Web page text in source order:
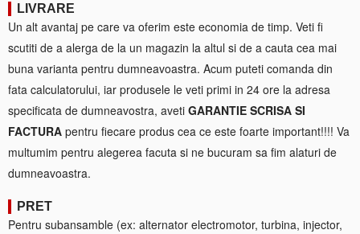
LIVRARE
Un alt avantaj pe care va oferim este economia de timp. Veti fi
scutiti de a alerga de la un magazin la altul si de a cauta cea mai
buna varianta pentru dumneavoastra. Acum puteti comanda din
fata calculatorului, iar produsele le veti primi in 24 ore la adresa
specificata de dumneavostra, aveti GARANTIE SCRISA SI
FACTURA pentru fiecare produs cea ce este foarte important!!!! Va
multumim pentru alegerea facuta si ne bucuram sa fim alaturi de
dumneavoastra.
PRET
Pentru subansamble (ex: alternator electromotor, turbina, injector,